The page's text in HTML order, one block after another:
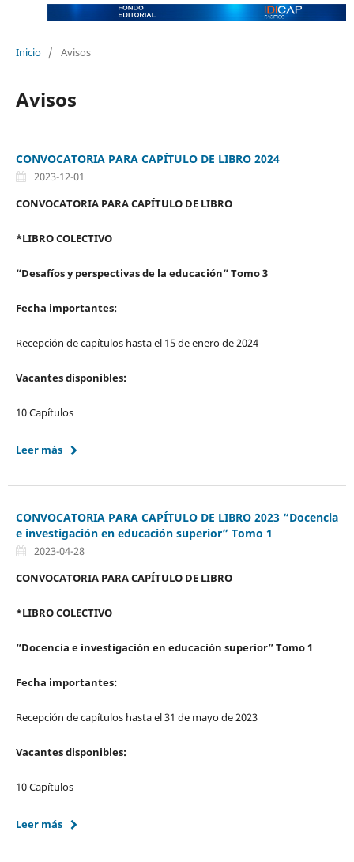
Inicio / Avisos
Avisos
CONVOCATORIA PARA CAPÍTULO DE LIBRO 2024
2023-12-01
CONVOCATORIA PARA CAPÍTULO DE LIBRO
*LIBRO COLECTIVO
“Desafíos y perspectivas de la educación” Tomo 3
Fecha importantes:
Recepción de capítulos hasta el 15 de enero de 2024
Vacantes disponibles:
10 Capítulos
Leer más
CONVOCATORIA PARA CAPÍTULO DE LIBRO 2023 “Docencia
e investigación en educación superior” Tomo 1
2023-04-28
CONVOCATORIA PARA CAPÍTULO DE LIBRO
*LIBRO COLECTIVO
“Docencia e investigación en educación superior” Tomo 1
Fecha importantes:
Recepción de capítulos hasta el 31 de mayo de 2023
Vacantes disponibles:
10 Capítulos
Leer más